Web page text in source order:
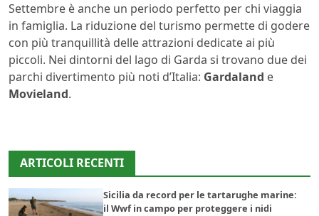
Settembre è anche un periodo perfetto per chi viaggia
in famiglia. La riduzione del turismo permette di godere
con più tranquillità delle attrazioni dedicate ai più
piccoli. Nei dintorni del lago di Garda si trovano due dei
parchi divertimento più noti d’Italia: Gardaland e
Movieland.
ARTICOLI RECENTI
Sicilia da record per le tartarughe marine:
il Wwf in campo per proteggere i nidi